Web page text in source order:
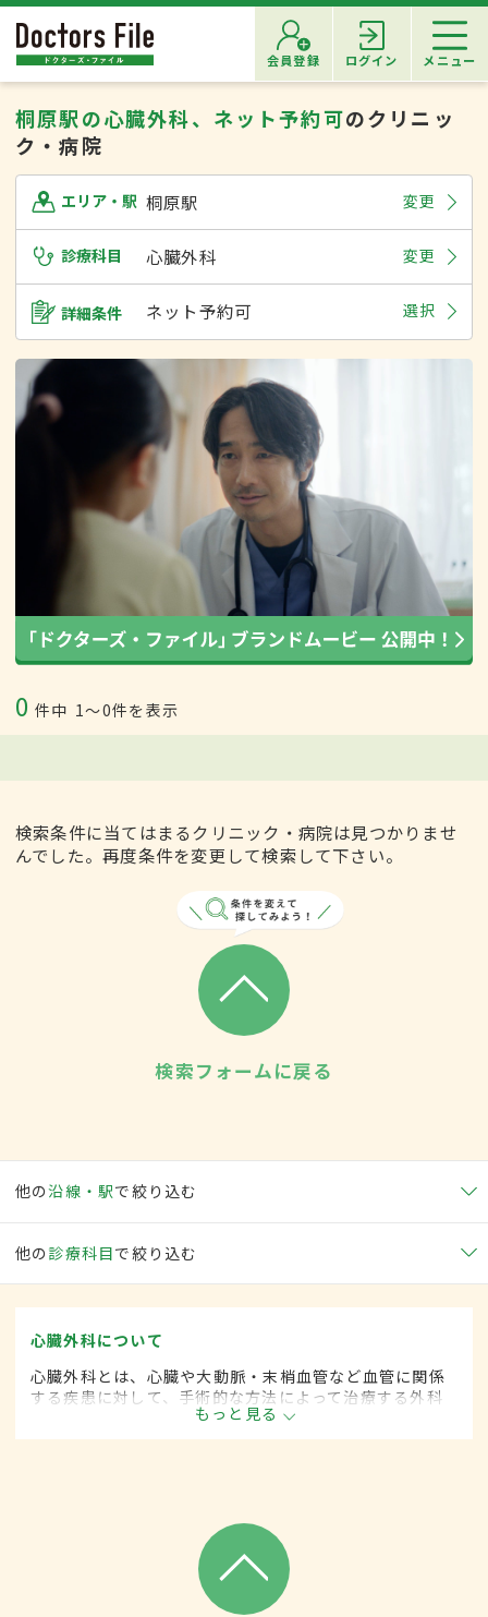
会員登録 ログイン メニュー
桐原駅の心臓外科、ネット予約可のクリニッ
ク・病院
エリア・駅 桐原駅 変更
診療科目 心臓外科 変更
詳細条件 ネット予約可 選択
0 件中 1〜0件を表示
検索条件に当てはまるクリニック・病院は見つかりませ
んでした。再度条件を変更して検索して下さい。
検索フォームに戻る
他の沿線・駅で絞り込む
他の 診療科目で絞り込む
心臓外科について
心臓外科とは、心臓や大動脈・末梢血管など血管に関係
する疾患に対して、手術的な方法によって治療する外科
もっと見る